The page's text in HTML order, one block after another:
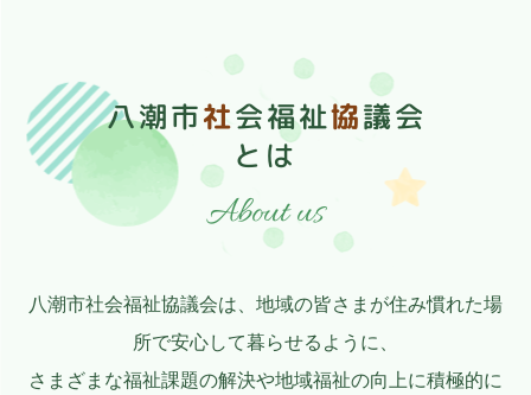
八潮市社会福祉協議会
とは
About us
八潮市社会福祉協議会は、地域の皆さまが住み慣れた場
所で安心して暮らせるように、
さまざまな福祉課題の解決や地域福祉の向上に積極的に